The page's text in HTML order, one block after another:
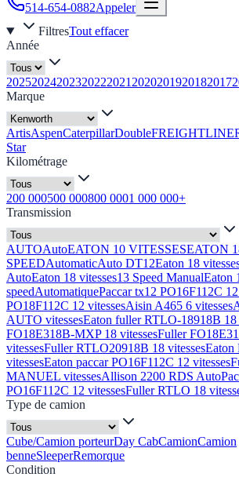
514-654-0882Appeler
FiltresTout effacer
Année
20252024202320222021 2020201920182017
Marque
ArtisAspenCaterpillarDouble
Star
Kilométrage
200 000500 000800 0001 000 000+
Transmission
AUTOAutoEATON 10 VITESSESEATON
SPEEDAutomaticAuto DT12Eaton 18
AutoEaton 18 vitesses13 Speed ManualEaton
speedAutomatiquePaccar tx12 PO16F112C
PO18F112C 12 vitessesAisin A465 6 vitesses
AUTO vitessesEaton fuller RTLO-18918B 18
FO18E318B-MXP 18 vitessesFuller
vitessesFuller RTLO20918B 18 vitessesEaton
vitessesEaton paccar PO16F112C 12 vitesses
MANUEL vitessesAllison 2200 RDS Auto
PO16F112C 12 vitessesFuller RTLO 18
Type de camion
Cube/Camion porteurDay CabCamionCamion
benneSleeperRemorque
Condition